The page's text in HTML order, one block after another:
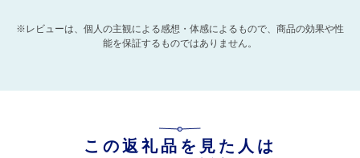
※レビューは、個人の主観による感想・体感によるもので、商品の効果や性
能を保証するものではありません。
この返礼品を見た人は